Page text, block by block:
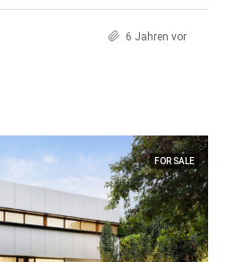
6 Jahren vor
FOR SALE